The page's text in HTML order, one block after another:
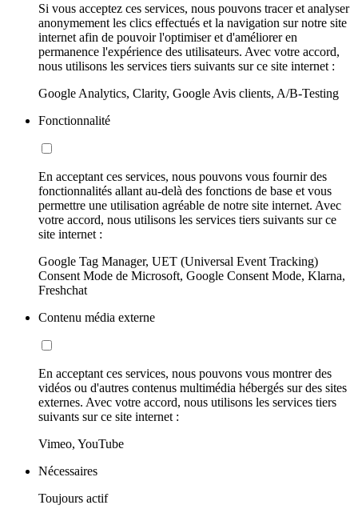
Si vous acceptez ces services, nous pouvons tracer et analyser
anonymement les clics effectués et la navigation sur notre site
internet afin de pouvoir l'optimiser et d'améliorer en
permanence l'expérience des utilisateurs. Avec votre accord,
nous utilisons les services tiers suivants sur ce site internet :
Google Analytics, Clarity, Google Avis clients, A/B-Testing
Fonctionnalité
En acceptant ces services, nous pouvons vous fournir des
fonctionnalités allant au-delà des fonctions de base et vous
permettre une utilisation agréable de notre site internet. Avec
votre accord, nous utilisons les services tiers suivants sur ce
site internet :
Google Tag Manager, UET (Universal Event Tracking)
Consent Mode de Microsoft, Google Consent Mode, Klarna,
Freshchat
Contenu média externe
En acceptant ces services, nous pouvons vous montrer des
vidéos ou d'autres contenus multimédia hébergés sur des sites
externes. Avec votre accord, nous utilisons les services tiers
suivants sur ce site internet :
Vimeo, YouTube
Nécessaires
Toujours actif